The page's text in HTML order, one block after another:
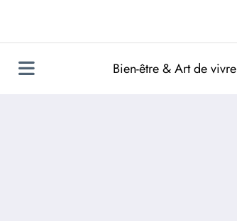
Bien-être & Art de vivre